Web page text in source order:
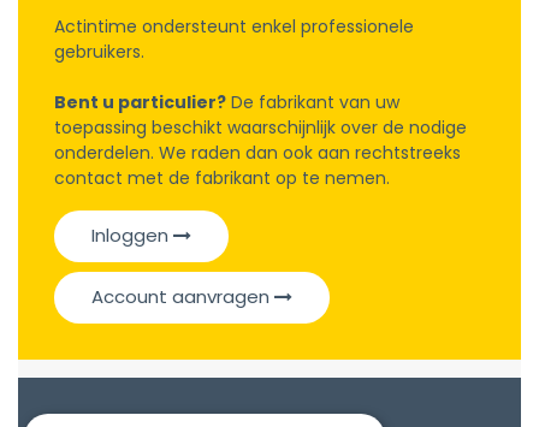
Actintime ondersteunt enkel professionele
gebruikers.
Bent u particulier? De fabrikant van uw
toepassing beschikt waarschijnlijk over de nodige
onderdelen. We raden dan ook aan rechtstreeks
contact met de fabrikant op te nemen.
Inloggen
Account aanvragen